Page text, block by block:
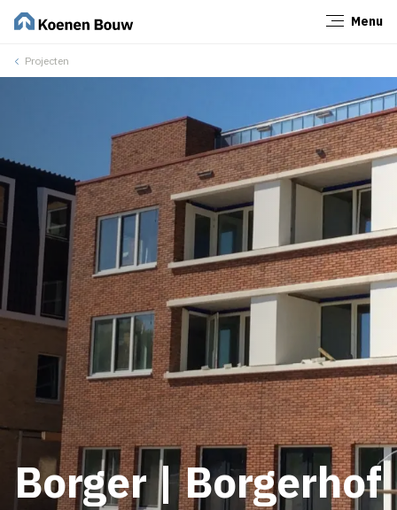
Menu
Projecten
Borger | Borgerhof
Sluiten